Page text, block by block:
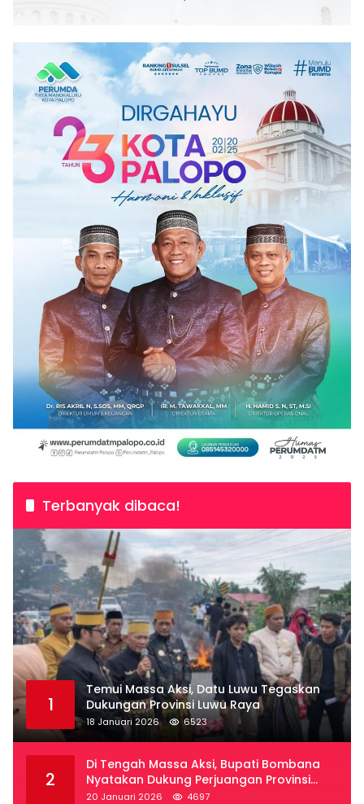
Terbanyak dibaca!
1
Temui Massa Aksi, Datu Luwu Tegaskan
Dukungan Provinsi Luwu Raya
18 Januari 2026 6523
2
Di Tengah Massa Aksi, Bupati Bombana
Nyatakan Dukung Perjuangan Provinsi
Luwu Raya
20 Januari 2026 4697